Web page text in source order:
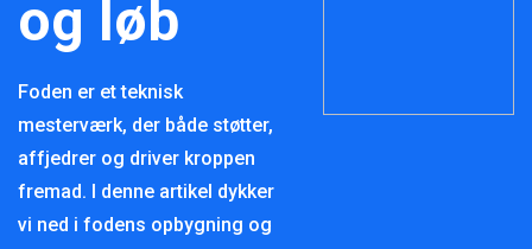
og løb
Foden er et teknisk
mesterværk, der både støtter,
affjedrer og driver kroppen
fremad. I denne artikel dykker
vi ned i fodens opbygning og